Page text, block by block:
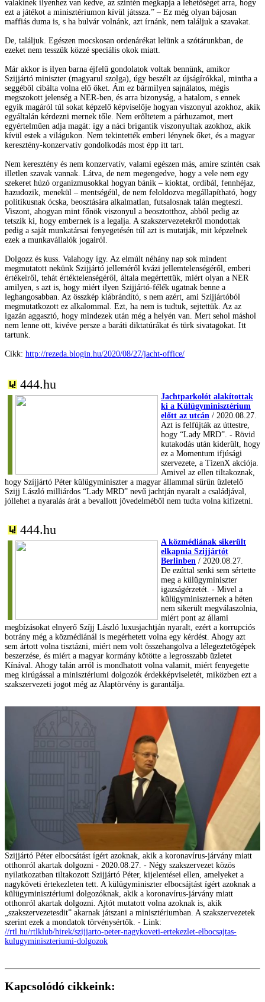
valakinek ilyenhez van kedve, az szintén megkapja a lehetőséget arra, hogy
ezt a játékot a minisztériumon kívül játssza.” – Ez még olyan bájosan
maffiás duma is, s ha bulvár volnánk, azt írnánk, nem találjuk a szavakat.
De, találjuk. Egészen mocskosan ordenárékat lelünk a szótárunkban, de
ezeket nem tesszük közzé speciális okok miatt.
Már akkor is ilyen barna éjfelű gondolatok voltak bennünk, amikor
Szijjártó miniszter (magyarul szolga), úgy beszélt az újságírókkal, mintha a
seggéből cibálta volna elő őket. Ám ez bármilyen sajnálatos, mégis
megszokott jelenség a NER-ben, és arra bizonyság, a hatalom, s ennek
egyik magáról túl sokat képzelő képviselője hogyan viszonyul azokhoz, akik
egyáltalán kérdezni mernek tőle. Nem erőltetem a párhuzamot, mert
egyértelműen adja magát: így a náci brigantik viszonyultak azokhoz, akik
kívül estek a világukon. Nem tekintették emberi lénynek őket, és a magyar
keresztény-konzervatív gondolkodás most épp itt tart.
Nem keresztény és nem konzervatív, valami egészen más, amire szintén csak
illetlen szavak vannak. Látva, de nem megengedve, hogy a vele nem egy
szekeret húzó organizmusokkal hogyan bánik – kioktat, ordibál, fennhéjaz,
hazudozik, menekül – mentségéül, de nem feloldozva megállapítható, hogy
politikusnak ócska, beosztására alkalmatlan, futsalosnak talán megteszi.
Viszont, ahogyan mint főnök viszonyul a beosztotthoz, abból pedig az
tetszik ki, hogy embernek is a legalja. A szakszervezetekről mondottak
pedig a saját munkatársai fenyegetésén túl azt is mutatják, mit képzelnek
ezek a munkavállalók jogairól.
Dolgozz és kuss. Valahogy így. Az elmúlt néhány nap sok mindent
megmutatott nekünk Szijjártó jelleméről kvázi jellemtelenségéről, emberi
értékeiről, tehát értéktelenségéről, általa megértettük, miért olyan a NER
amilyen, s azt is, hogy miért ilyen Szijjártó-félék ugatnak benne a
leghangosabban. Az összkép kiábrándító, s nem azért, ami Szijjártóból
megmutatkozott ez alkalommal. Ezt, ha nem is tudtuk, sejtettük. Az az
igazán aggasztó, hogy mindezek után még a helyén van. Mert sehol máshol
nem lenne ott, kivéve persze a baráti diktatúrákat és türk sivatagokat. Itt
tartunk.
Cikk: http://rezeda.blogin.hu/2020/08/27/jacht-office/
444.hu
Jachtparkolót alakítottak
ki a Külügyminisztérium
előtt az utcán / 2020.08.27.
Azt is felfújták az úttestre,
hogy “Lady MRD”. - Rövid
kutakodás után kiderült, hogy
ez a Momentum ifjúsági
szervezete, a TizenX akciója.
Amivel az ellen tiltakoznak,
hogy Szíjjártó Péter külügyminiszter a magyar állammal sűrűn üzletelő
Szijj László milliárdos “Lady MRD” nevű jachtján nyaralt a családjával,
jóllehet a nyaralás árát a bevallott jövedelméből nem tudta volna kifizetni.
444.hu
A közmédiának sikerült
elkapnia Szijjártót
Berlinben / 2020.08.27.
De ezúttal senki sem sértette
meg a külügyminiszter
igazságérzetét. - Mivel a
külügyminiszternek a héten
nem sikerült megválaszolnia,
miért pont az állami
megbízásokat elnyerő Szíjj László luxusjachtján nyaralt, ezért a korrupciós
botrány még a közmédiánál is megérhetett volna egy kérdést. Ahogy azt
sem ártott volna tisztázni, miért nem volt összehangolva a lélegeztetőgépek
beszerzése, és miért a magyar kormány kötötte a legrosszabb üzletet
Kínával. Ahogy talán arról is mondhatott volna valamit, miért fenyegette
meg kirúgással a minisztériumi dolgozók érdekképviseletét, miközben ezt a
szakszervezeti jogot még az Alaptörvény is garantálja.
Szijjártó Péter elbocsátást ígért azoknak, akik a koronavírus-járvány miatt
otthonról akartak dolgozni - 2020.08.27. - Négy szakszervezet közös
nyilatkozatban tiltakozott Szijjártó Péter, kijelentései ellen, amelyeket a
nagyköveti értekezleten tett. A külügyminiszter elbocsájtást ígért azoknak a
külügyminisztériumi dolgozóknak, akik a koronavírus-járvány miatt
otthonról akartak dolgozni. Ajtót mutatott volna azoknak is, akik
„szakszervezetesdit” akarnak játszani a minisztériumban. A szakszervezetek
szerint ezek a mondatok törvénysértők. - Link:
//rtl.hu/rtlklub/hirek/szijjarto-peter-nagykoveti-ertekezlet-elbocsajtas-
kulugyminiszteriumi-dolgozok
Kapcsolódó cikkeink: